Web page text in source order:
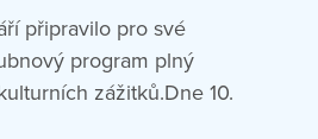
připravilo pro své
program plný
zážitků.Dne 10.